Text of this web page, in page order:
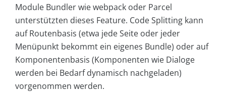
Module Bundler wie webpack oder Parcel
unterstützten dieses Feature. Code Splitting kann
auf Routenbasis (etwa jede Seite oder jeder
Menüpunkt bekommt ein eigenes Bundle) oder auf
Komponentenbasis (Komponenten wie Dialoge
werden bei Bedarf dynamisch nachgeladen)
vorgenommen werden.